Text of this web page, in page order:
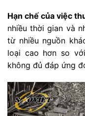
Hạn chế của việc
nhiều thời gian và
từ nhiều nguồn
loại cao hơn so
không đủ đáp ứng